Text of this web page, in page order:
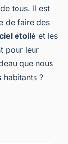
tous. Il est
de faire des
ciel étoilé et les
pour leur
que nous
habitants ?